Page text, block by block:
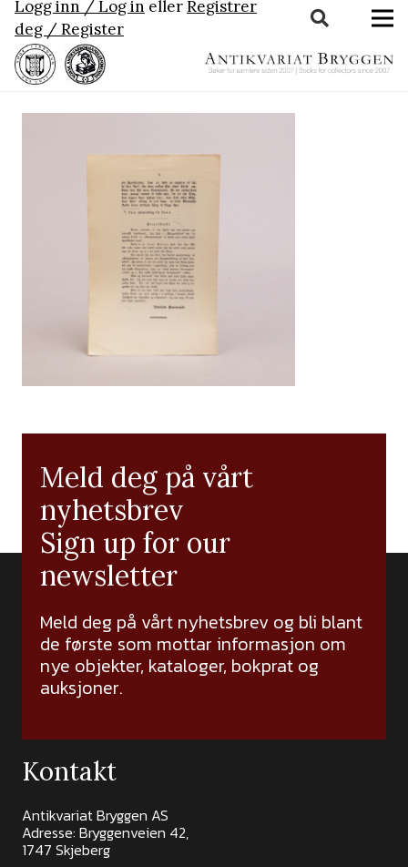
Logg inn / Log in ellerRegistrer
deg / Register
Meld deg på vårt
nyhetsbrev
Sign up for our
newsletter
Meld deg på vårt nyhetsbrev og bli blant
de første som mottar informasjon om
nye objekter, kataloger, bokprat og
auksjoner.
Kontakt
Antikvariat Bryggen AS
Adresse: Bryggenveien 42,
1747 Skjeberg